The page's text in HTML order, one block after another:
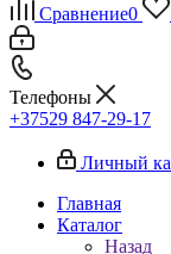
Сравнение0
Телефоны
+37529 847-29-17‬
Личный
Главная
Каталог
Назад